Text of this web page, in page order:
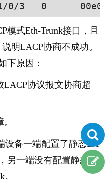
0/3
模式Eth-Trunk接口，且
明LACP协商不成功。
下原因：
LACP协议报文协商超
设备一端配置了静态LA
另一端没有配置静态L